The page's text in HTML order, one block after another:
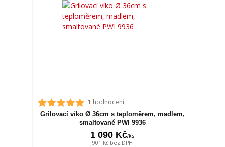
1 hodnocení
Grilovací víko Ø 36cm s teploměrem, madlem,
smaltované PWI 9936
1 090 Kč/ks
901 Kč bez DPH